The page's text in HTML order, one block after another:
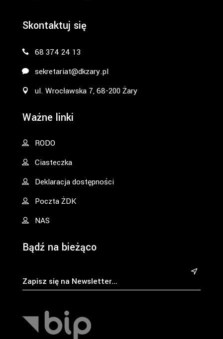
Skontaktuj się
68 374 24 13
sekretariat@dkzary.pl
ul. Wrocławska 7, 68-200 Żary
Ważne linki
RODO
Ciasteczka
Deklaracja dostępności
Poczta ŻDK
NAS
Bądź na bieżąco
&